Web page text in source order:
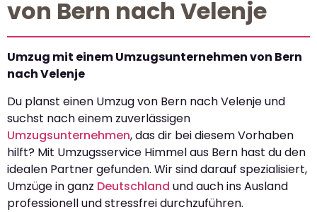
von Bern nach Velenje
Umzug mit einem Umzugsunternehmen von Bern
nach Velenje
Du planst einen Umzug von Bern nach Velenje und
suchst nach einem zuverlässigen
Umzugsunternehmen, das dir bei diesem Vorhaben
hilft? Mit Umzugsservice Himmel aus Bern hast du den
idealen Partner gefunden. Wir sind darauf spezialisiert,
Umzüge in ganz Deutschland und auch ins Ausland
professionell und stressfrei durchzuführen.